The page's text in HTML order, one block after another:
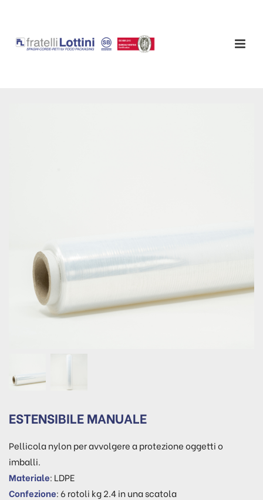
ESTENSIBILE MANUALE
Pellicola nylon per avvolgere a protezione oggetti o
imballi.
Materiale: LDPE
Confezione: 6 rotoli kg 2.4 in una scatola